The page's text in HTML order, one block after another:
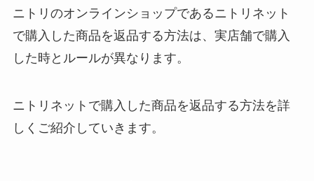
ニトリのオンラインショップであるニトリネット
で購入した商品を返品する方法は、実店舗で購入
した時とルールが異なります。
ニトリネットで購入した商品を返品する方法を詳
しくご紹介していきます。